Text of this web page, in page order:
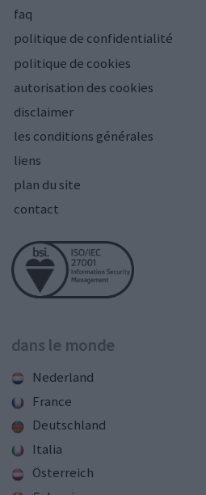
faq
politique de confidentialité
politique de cookies
autorisation des cookies
disclaimer
les conditions générales
liens
plan du site
contact
dans le monde
Nederland
France
Deutschland
Italia
Österreich